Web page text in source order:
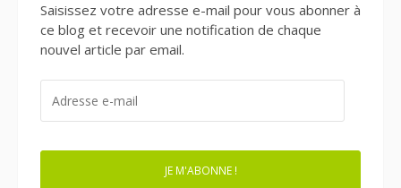
Saisissez votre adresse e-mail pour vous abonner à
ce blog et recevoir une notification de chaque
nouvel article par email.
MAIL
JE M'ABONNE !